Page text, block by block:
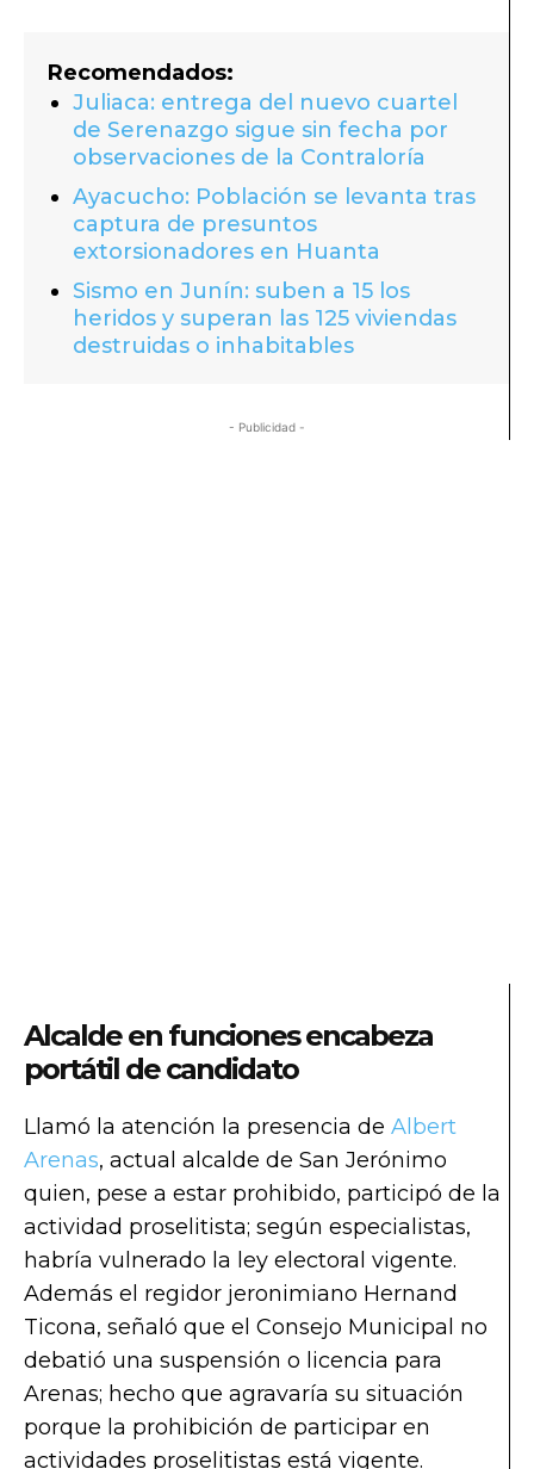
Recomendados:
Juliaca: entrega del nuevo cuartel
de Serenazgo sigue sin fecha por
observaciones de la Contraloría
Ayacucho: Población se levanta tras
captura de presuntos
extorsionadores en Huanta
Sismo en Junín: suben a 15 los
heridos y superan las 125 viviendas
destruidas o inhabitables
- Publicidad -
Alcalde en funciones encabeza
portátil de candidato
Llamó la atención la presencia de Albert
Arenas, actual alcalde de San Jerónimo
quien, pese a estar prohibido, participó de la
actividad proselitista; según especialistas,
habría vulnerado la ley electoral vigente.
Además el regidor jeronimiano Hernand
Ticona, señaló que el Consejo Municipal no
debatió una suspensión o licencia para
Arenas; hecho que agravaría su situación
porque la prohibición de participar en
actividades proselitistas está vigente.